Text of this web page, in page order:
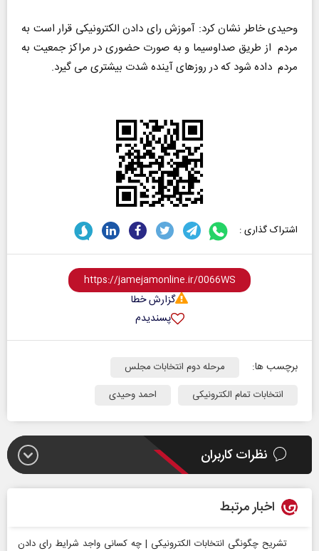
وحیدی خاطر نشان کرد: آموزش رای دادن الکترونیکی قرار است به
مردم از طریق صداوسیما و به صورت حضوری در مراکز جمعیت به
مردم داده شود که در روزهای آینده شدت بیشتری می گیرد.
اشتراک گذاری :
گزارش خطا
پسندیدم
برچسب ها:
مرحله دوم انتخابات مجلس
انتخابات تمام الکترونیکی
احمد وحیدی
نظرات کاربران
اخبار مرتبط
تشریح چگونگی انتخابات الکترونیکی | چه کسانی واجد شرایط رای دادن